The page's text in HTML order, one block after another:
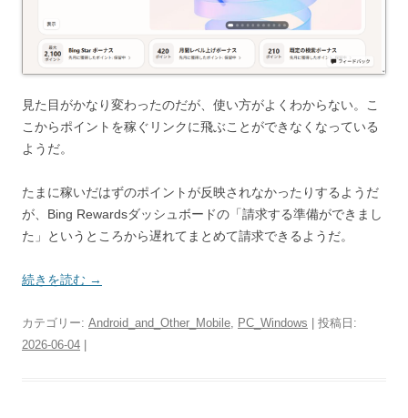
見た目がかなり変わったのだが、使い方がよくわからない。こ
こからポイントを稼ぐリンクに飛ぶことができなくなっている
ようだ。
たまに稼いだはずのポイントが反映されなかったりするようだ
が、Bing Rewardsダッシュボードの「請求する準備ができまし
た」というところから遅れてまとめて請求できるようだ。
続きを読む →
カテゴリー: Android_and_Other_Mobile, PC_Windows | 投稿日:
2026-06-04